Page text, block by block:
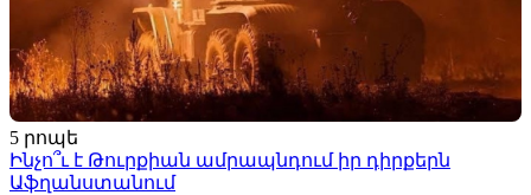
5 րոպե
Ինչո՞ւ է Թուրքիան ամրապնդում իր դիրքերն
Աֆղանստանում